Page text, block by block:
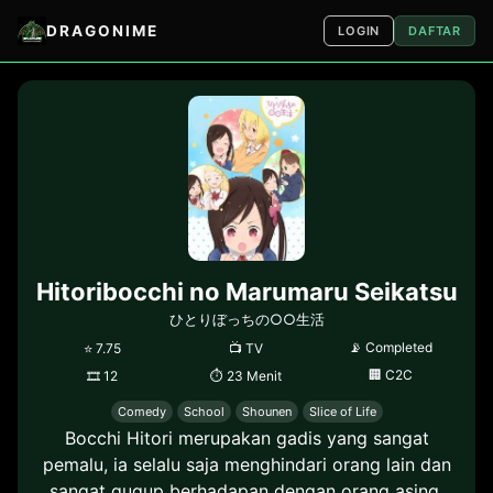
DRAGONIME LOGIN DAFTAR
Hitoribocchi no Marumaru Seikatsu
ひとりぼっちの○○生活
⭐7.75 📺TV 📡 Completed
🎞12 ⏱ 23 Menit 🏢 C2C
Comedy School Shounen Slice of Life
Bocchi Hitori merupakan gadis yang sangat
pemalu, ia selalu saja menghindari orang lain dan